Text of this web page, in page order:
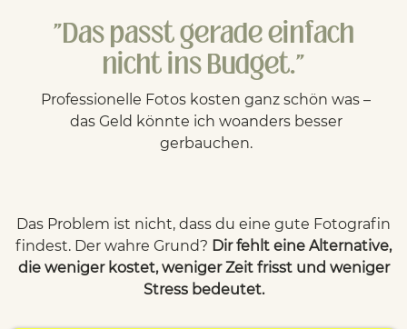
"Das passt gerade einfach
nicht ins Budget."
Professionelle Fotos kosten ganz schön was –
das Geld könnte ich woanders besser
gerbauchen.
Das Problem ist nicht, dass du eine gute Fotografin
findest. Der wahre Grund? Dir fehlt eine Alternative,
die weniger kostet, weniger Zeit frisst und weniger
Stress bedeutet.